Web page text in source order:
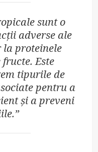
sunt o
adverse ale
proteinele
Este
tipurile de
pentru a
și a preveni